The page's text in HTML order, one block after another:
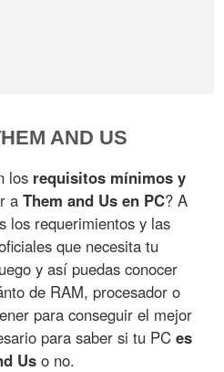
AND US
los requisitos mínimos y
aThem and Us en PC? A
los requerimientos y las
que necesita tu
y así puedas conocer
de RAM, procesador o
para conseguir el mejor
para saber si tu PCes
Us o no.